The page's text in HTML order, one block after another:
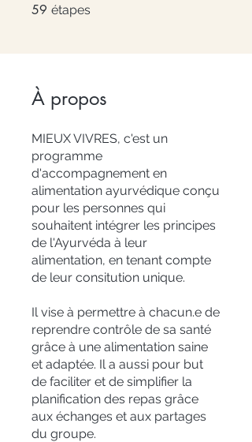
59 étapes
À propos
MIEUX VIVRES, c'est un
programme
d'accompagnement en
alimentation ayurvédique conçu
pour les personnes qui
souhaitent intégrer les principes
de l'Ayurvéda à leur
alimentation, en tenant compte
de leur consitution unique.
Il vise à permettre à chacun.e de
reprendre contrôle de sa santé
grâce à une alimentation saine
et adaptée. Il a aussi pour but
de faciliter et de simplifier la
planification des repas grâce
aux échanges et aux partages
du groupe.